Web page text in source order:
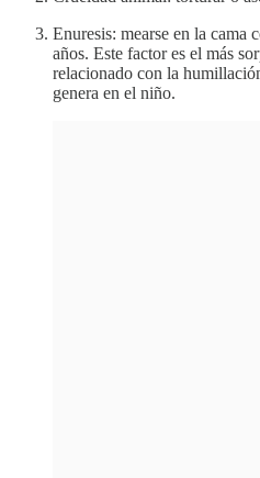
Enuresis: mearse en la cama
años. Este factor es el más
relacionado con la
genera en el niño.